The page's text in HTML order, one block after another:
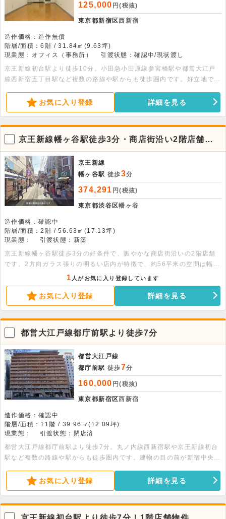
125,000 円(税抜)
東京都新宿区西新宿
造作価格：造作無償
階層/面積：6階 / 31.84㎡(9.63坪)
現業態：オフィス（事務所）
引渡状態：確認中/現状渡し
京王新線初台駅より徒歩10分。小田急小田原線参宮橋駅や都営大江戸
線西新宿五丁目駅など複数の路線や駅からも徒歩圏内です。好立地で眺
お気に入り登録 詳細を見る
京王新線幡ヶ谷駅徒歩3分・商店街沿い2階店舗！2
方向ガラス張りの店内
京王新線
幡ヶ谷駅 徒歩3分
374,291 円(税抜)
東京都渋谷区幡ヶ谷
造作価格：確認中
階層/面積：2階 / 56.63㎡(17.13坪)
現業態：
引渡状態：新築
京王新線幡ヶ谷駅徒歩3分の好条件で、賑やかな商店街沿いの2階店舗
です。2方向ガラス張りの明るい店内が特徴で、約56平米の空間は幅広
い業態に柔軟に対応します。周辺の人通りも多く、ぜひお問い合わせく
ださい。
1 人がお気に入り登録しています
お気に入り登録 詳細を見る
都営大江戸線都庁前駅より徒歩7分
都営大江戸線
都庁前駅 徒歩7分
160,000 円(税抜)
東京都新宿区西新宿
造作価格：確認中
階層/面積：11階 / 39.96㎡(12.09坪)
現業態：
引渡状態：閉店済
都営大江戸線都庁前駅より徒歩7分。丸ノ内線西新宿駅や京王新線初台
駅など複数の路線や駅からも徒歩圏内です。建物の目の前が新宿中央公
いを楽しむことができます。事務所でのご利用をご検討の方は是非ヴィ
ンテージマンションで始めてみませんか。
お気に入り登録 詳細を見る